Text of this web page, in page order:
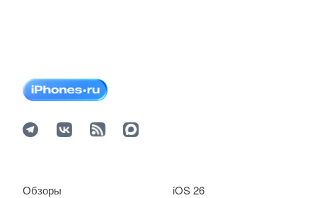
iOS 26
Обзоры